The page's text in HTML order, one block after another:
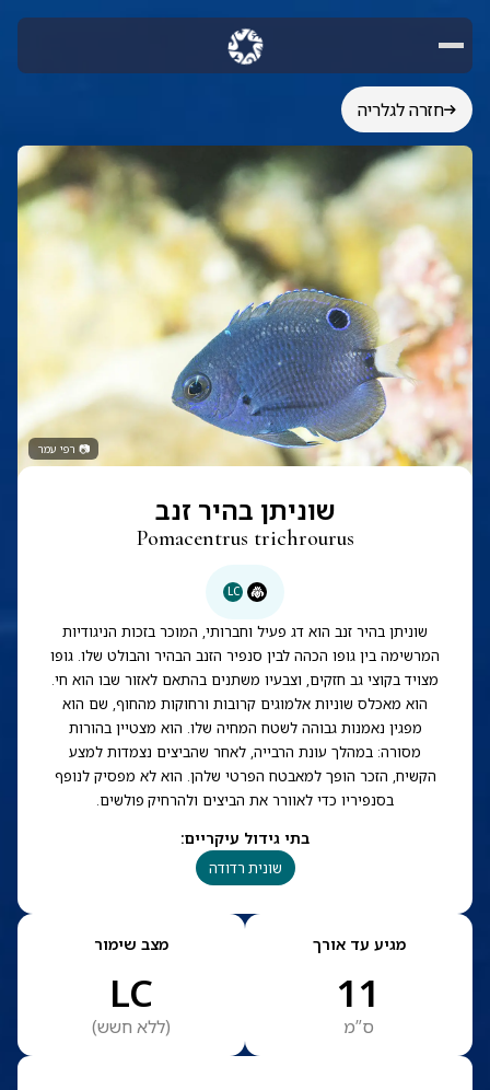
חזרה לגלריה
📷 רפי עמר
שוניתן בהיר זנב
Pomacentrus trichrourus
LC
שוניתן בהיר זנב הוא דג פעיל וחברותי, המוכר בזכות הניגודיות
המרשימה בין גופו הכהה לבין סנפיר הזנב הבהיר והבולט שלו. גופו
מצויד בקוצי גב חזקים, וצבעיו משתנים בהתאם לאזור שבו הוא חי.
הוא מאכלס שוניות אלמוגים קרובות ורחוקות מהחוף, שם הוא
מפגין נאמנות גבוהה לשטח המחיה שלו. הוא מצטיין בהורות
מסורה: במהלך עונת הרבייה, לאחר שהביצים נצמדות למצע
הקשיח, הזכר הופך למאבטח הפרטי שלהן. הוא לא מפסיק לנופף
בסנפיריו כדי לאוורר את הביצים ולהרחיק פולשים.
בתי גידול עיקריים:
שונית רדודה
מגיע עד אורך
11
ס”מ
מצב שימור
LC
(ללא חשש)